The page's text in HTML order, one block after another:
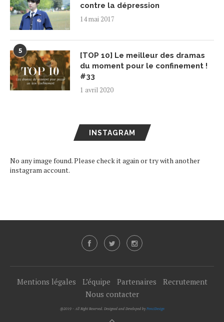
contre la dépression
14 mai 2017
5
[TOP 10] Le meilleur des dramas
du moment pour le confinement !
#33
1 avril 2020
INSTAGRAM
No any image found. Please check it again or try with another
instagram account.
Mentions légales L’équipe Partenaires
Recrutement
Nous contacter
@2019 - All Right Reserved. Designed and Developed by PenciDesign